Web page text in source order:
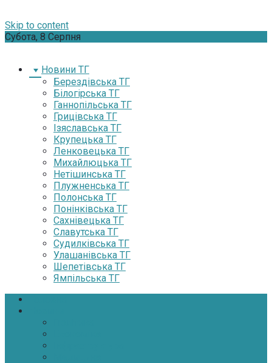
Skip to content
Субота, 8 Серпня
Новини ТГ
Берездівська ТГ
Білогірська ТГ
Ганнопільська ТГ
Грицівська ТГ
Ізяславська ТГ
Крупецька ТГ
Ленковецька ТГ
Михайлюцька ТГ
Нетішинська ТГ
Плужненська ТГ
Полонська ТГ
Понінківська ТГ
Сахнівецька ТГ
Славутська ТГ
Судилківська ТГ
Улашанівська ТГ
Шепетівська ТГ
Ямпільська ТГ